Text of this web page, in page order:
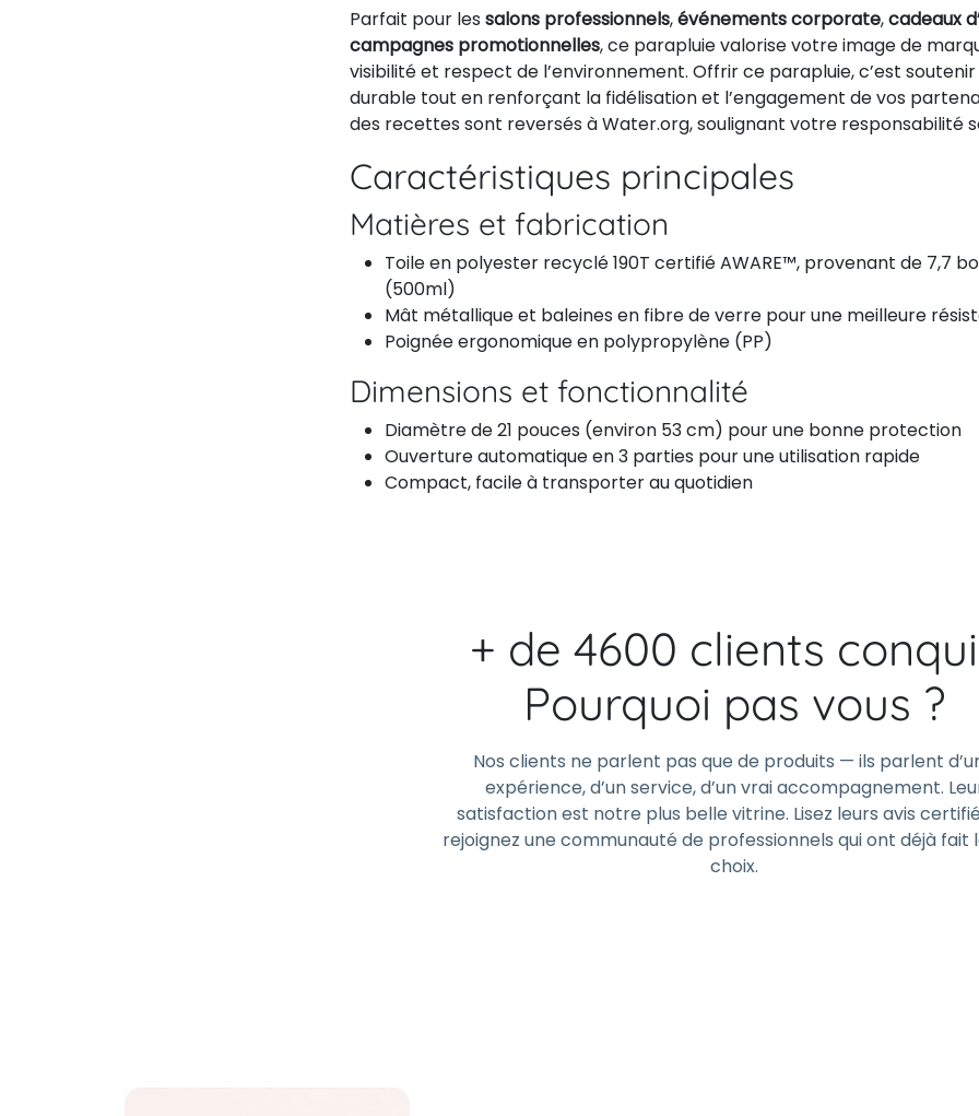
Parfait pour les salons professionnels,événements corporate,cadeaux
campagnes promotionnelles, ce parapluie valorise votre image de
visibilité et respect de l’environnement. Offrir ce parapluie, c’est
durable tout en renforçant la fidélisation et l’engagement de vos
des recettes sont reversés à Water.org, soulignant votre responsabilité
Caractéristiques principales
Matières et fabrication
Toile en polyester recyclé 190T certifié AWARE™, provenant de 7,7
(500ml)
Mât métallique et baleines en fibre de verre pour une meilleure
Poignée ergonomique en polypropylène (PP)
Dimensions et fonctionnalité
Diamètre de 21 pouces (environ 53 cm) pour une bonne protection
Ouverture automatique en 3 parties pour une utilisation rapide
Compact, facile à transporter au quotidien
+ de 4600 clients
Pourquoi pas vous ?
Nos clients ne parlent pas que de produits — ils parlent
expérience, d’un service, d’un vrai accompagnement.
satisfaction est notre plus belle vitrine. Lisez leurs avis
rejoignez une communauté de professionnels qui ont déjà fait
choix.